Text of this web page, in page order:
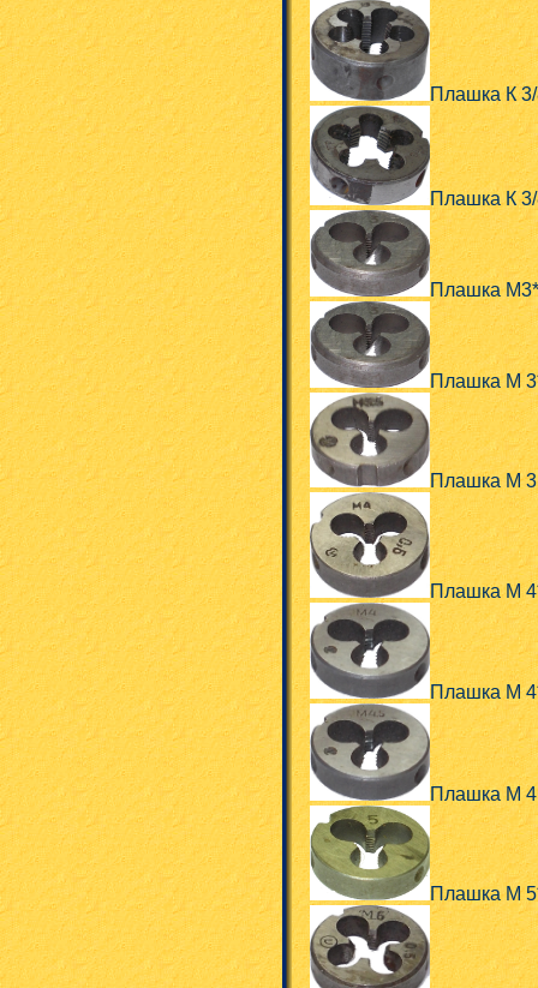
Плашка К
Плашка К
Плашка
Плашка М
Плашка М
Плашка М
Плашка М
Плашка М
Плашка М